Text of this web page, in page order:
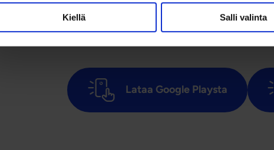
Kiellä Salli valinta
Voit ladata sovelluksen ilmaiseksi
Lataa Google Playsta